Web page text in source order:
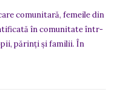
comunitară, femeile din
în comunitate într-
părinți și familii. În